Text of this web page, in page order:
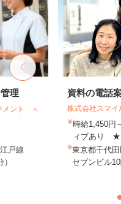
理
メント ＜
戸線
資料の電話
株式会社スマイ
時給1,450円
ィブあり ★
東京都千代
セブンビル